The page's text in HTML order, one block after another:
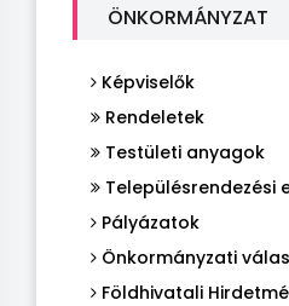
ÖNKORMÁNYZAT
Képviselők
Rendeletek
Testületi anyagok
Településrendezési
Pályázatok
Önkormányzati
Földhivatali